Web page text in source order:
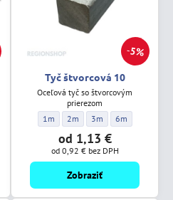
Dĺžka:
100/8 - Dĺžka:
L 100/100/8 - Dĺžka:
5%
Tyč štvorcová 10
Oceľová tyč so štvorcovým
prierezom
Tyč štvorcová 10 - Dĺžka:
1m Tyč štvorcová 10 - Dĺžka:
2m Tyč štvorcová 10 -
3m Tyč štvorcová
6m
od 1,13 €
od 0,92 € bez DPH
Zobraziť